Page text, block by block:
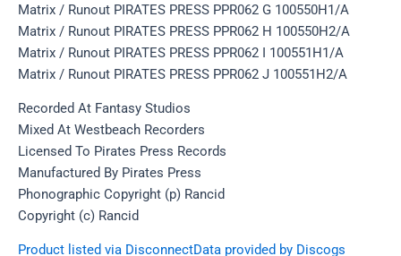
Matrix / Runout PIRATES PRESS PPR062 G 100550H1/A
Matrix / Runout PIRATES PRESS PPR062 H 100550H2/A
Matrix / Runout PIRATES PRESS PPR062 I 100551H1/A
Matrix / Runout PIRATES PRESS PPR062 J 100551H2/A
Recorded At Fantasy Studios
Mixed At Westbeach Recorders
Licensed To Pirates Press Records
Manufactured By Pirates Press
Phonographic Copyright (p) Rancid
Copyright (c) Rancid
Product listed via DisconnectData provided by Discogs